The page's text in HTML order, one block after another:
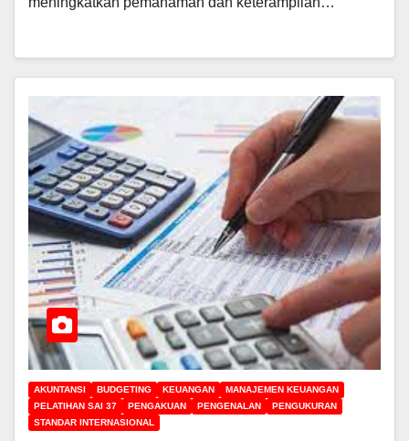
AKUNTANSI BUDGETING KEUANGAN
MANAJEMEN KEUANGAN
PELATIHAN SAI 37
PENGAKUAN PENGENALAN
PENGUKURAN
STANDAR INTERNASIONAL